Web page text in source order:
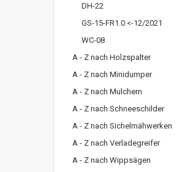
DH-22
GS-15-FR1.0 <-12/2021
WC-08
A - Z nach Holzspalter
A - Z nach Minidumper
A - Z nach Mulchern
A - Z nach Schneeschilder
A - Z nach Sichelmähwerken
A - Z nach Verladegreifer
A - Z nach Wippsägen